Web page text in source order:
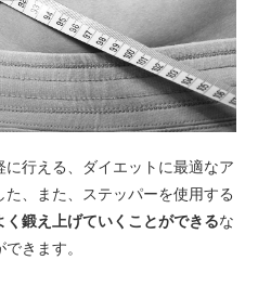
行える、ダイエットに最適なア
、また、ステッパーを使用する
鍛え上げていくことができるな
きます。